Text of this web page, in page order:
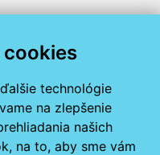
cookies
technológie
na zlepšenie
našich
na to, aby sme vám
č. 932 a 933
náplní